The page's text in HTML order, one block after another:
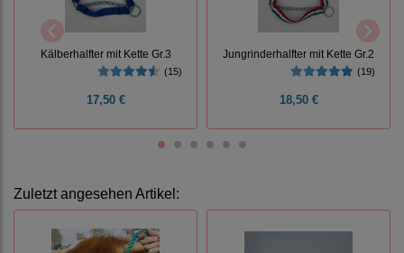
Kälberhalfter mit Kette Gr.3
(15)
17,50 €
Jungrinderhalfter mit Kette Gr.2
(19)
18,50 €
Zuletzt angesehen Artikel: